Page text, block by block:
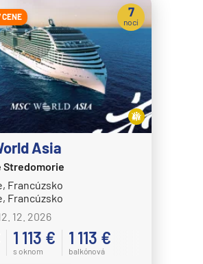
CENE
Asia
Stredomorie
Francúzsko
Francúzsko
12. 2026
1 113 €
s oknom
1 113 €
balkónová
7
nocí